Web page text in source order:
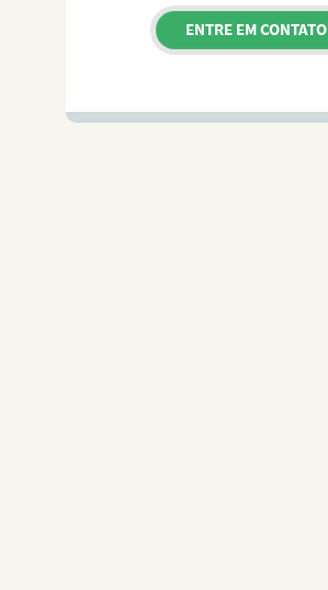
ENTRE EM CONTATO